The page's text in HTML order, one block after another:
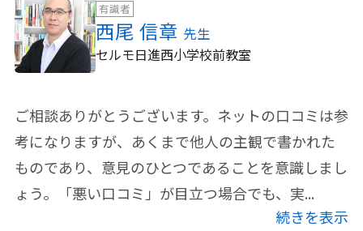
有識者
西尾 信章 先生
セルモ日進西小学校前教室
ご相談ありがとうございます。ネットの口コミは参
考になりますが、あくまで他人の主観で書かれた
ものであり、意見のひとつであることを意識しまし
ょう。「悪い口コミ」が目立つ場合でも、実...
続きを表示